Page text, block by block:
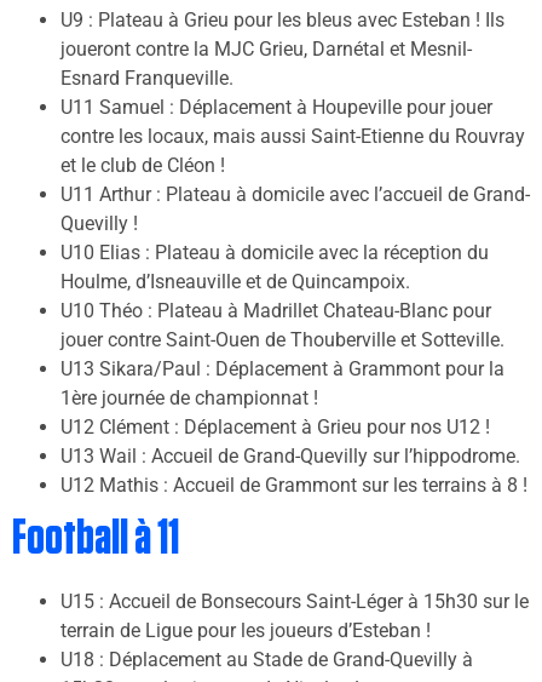
U9 : Plateau à Grieu pour les bleus avec Esteban ! Ils
joueront contre la MJC Grieu, Darnétal et Mesnil-
Esnard Franqueville.
U11 Samuel : Déplacement à Houpeville pour jouer
contre les locaux, mais aussi Saint-Etienne du Rouvray
et le club de Cléon !
U11 Arthur : Plateau à domicile avec l’accueil de Grand-
Quevilly !
U10 Elias : Plateau à domicile avec la réception du
Houlme, d’Isneauville et de Quincampoix.
U10 Théo : Plateau à Madrillet Chateau-Blanc pour
jouer contre Saint-Ouen de Thouberville et Sotteville.
U13 Sikara/Paul : Déplacement à Grammont pour la
1ère journée de championnat !
U12 Clément : Déplacement à Grieu pour nos U12 !
U13 Wail : Accueil de Grand-Quevilly sur l’hippodrome.
U12 Mathis : Accueil de Grammont sur les terrains à 8 !
Football à 11
U15 : Accueil de Bonsecours Saint-Léger à 15h30 sur le
terrain de Ligue pour les joueurs d’Esteban !
U18 : Déplacement au Stade de Grand-Quevilly à